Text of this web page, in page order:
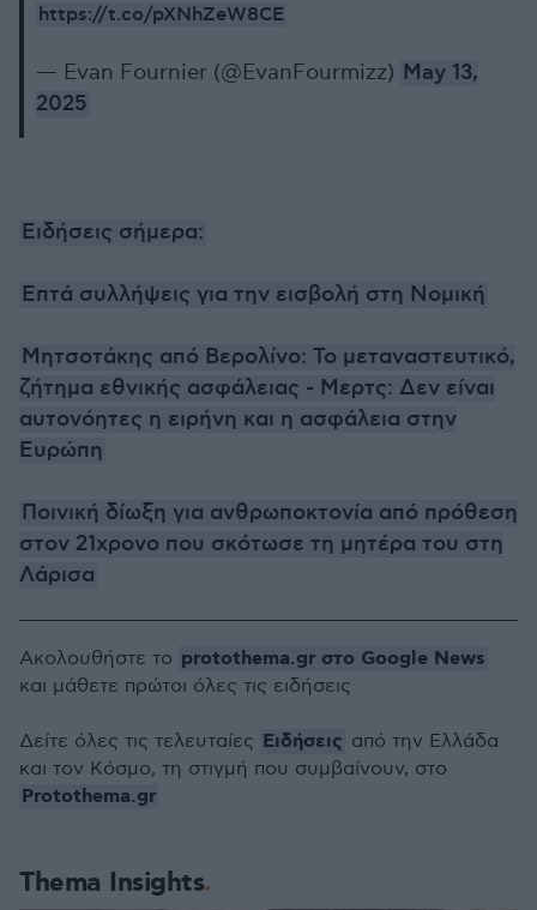
https://t.co/pXNhZeW8CE
— Evan Fournier (@EvanFourmizz) May 13,
2025
Ειδήσεις σήμερα:
Επτά συλλήψεις για την εισβολή στη Νομική
Μητσοτάκης από Βερολίνο: Το μεταναστευτικό,
ζήτημα εθνικής ασφάλειας - Μερτς: Δεν είναι
αυτονόητες η ειρήνη και η ασφάλεια στην
Ευρώπη
Ποινική δίωξη για ανθρωποκτονία από πρόθεση
στον 21χρονο που σκότωσε τη μητέρα του στη
Λάρισα
Thema Insights
Ακολουθήστε το protothema.gr στο Google News
και μάθετε πρώτοι όλες τις ειδήσεις
Δείτε όλες τις τελευταίες Ειδήσεις από την Ελλάδα
και τον Κόσμο, τη στιγμή που συμβαίνουν, στο
Protothema.gr